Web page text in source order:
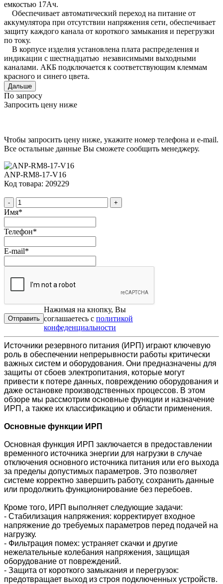
емкостью 17Ач.
Обеспечивает автоматический переход на питание от
аккумулятора при отсутствии напряжения сети, обеспечивает
защиту каждого канала от короткого замыкания и перегрузки
по току.
В корпусе изделия установлена плата распределения и
индикации с шестнадцатью независимыми выходными
каналами. АКБ подключается к соответствующим клеммам
красного и синего цвета.
Дальше
По запросу
Запросить цену ниже
Чтобы запросить цену ниже, укажите номер телефона и e-mail.
Все остальные данные Вы сможете сообщить менеджеру.
ANP-RM8-17-V16
Код товара: 209229
- +
Имя*
Телефон*
E-mail*
Нажимая на кнопку, Вы
соглашаетесь с политикой
конфеденциальности
Источники резервного питания (ИРП) играют ключевую
роль в обеспечении непрерывности работы критически
важных систем и оборудования. Они предназначены для
защиты от сбоев электропитания, которые могут
привести к потере данных, повреждению оборудования и
даже остановке производственных процессов. В этом
обзоре мы рассмотрим основные функции и назначение
ИРП, а также их классификацию и области применения.
Основные функции ИРП
Основная функция ИРП заключается в предоставлении
временного источника энергии для нагрузки в случае
отключения основного источника питания или его выхода
за пределы допустимых параметров. Это позволяет
системе корректно завершить работу, сохранить данные
или продолжить функционирование без перебоев.
Кроме того, ИРП выполняет следующие задачи:
- Стабилизация напряжения: корректирует входное
напряжение до требуемых параметров перед подачей на
нагрузку.
- Фильтрация помех: устраняет скачки и другие
нежелательные колебания напряжения, защищая
оборудование от повреждений.
- Защита от короткого замыкания и перегрузок:
предотвращает выход из строя подключенных устройств.